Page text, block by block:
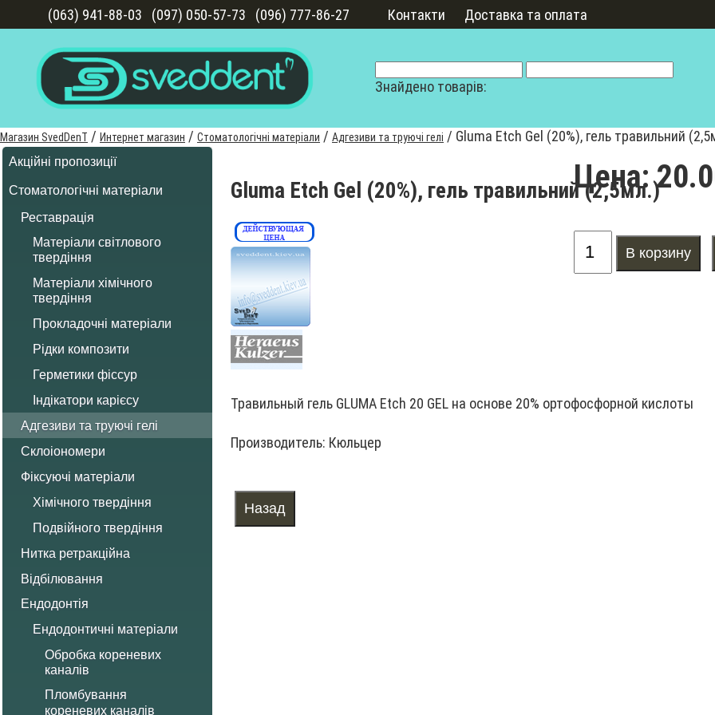
(063) 941-88-03 (097) 050-57-73 (096) 777-86-27 Контакти Доставка та оплата
Знайдено товарів:
Магазин SvedDenT / Интернет магазин / Стоматологічні матеріали / Адгезиви та труючі гелі / Gluma Etch Gel (20%), гель травильний
Акційні пропозиції
Стоматологічні матеріали
Реставрація
Матеріали світлового
твердіння
Матеріали хімічного
твердіння
Прокладочні матеріали
Рідки композити
Герметики фіссур
Індікатори карієсу
Адгезиви та труючі гелі
Склоіономери
Фіксуючі матеріали
Хімічного твердіння
Подвійного твердіння
Нитка ретракційна
Відбілювання
Ендодонтія
Ендодонтичні матеріали
Обробка кореневих
каналів
Пломбування
кореневих каналів
Gluma Etch Gel (20%), гель травильний (2,5мл.)
Цена:
Травильный гель GLUMA Etch 20 GEL на основе 20% ортофосфорной кислоты
Производитель: Кюльцер